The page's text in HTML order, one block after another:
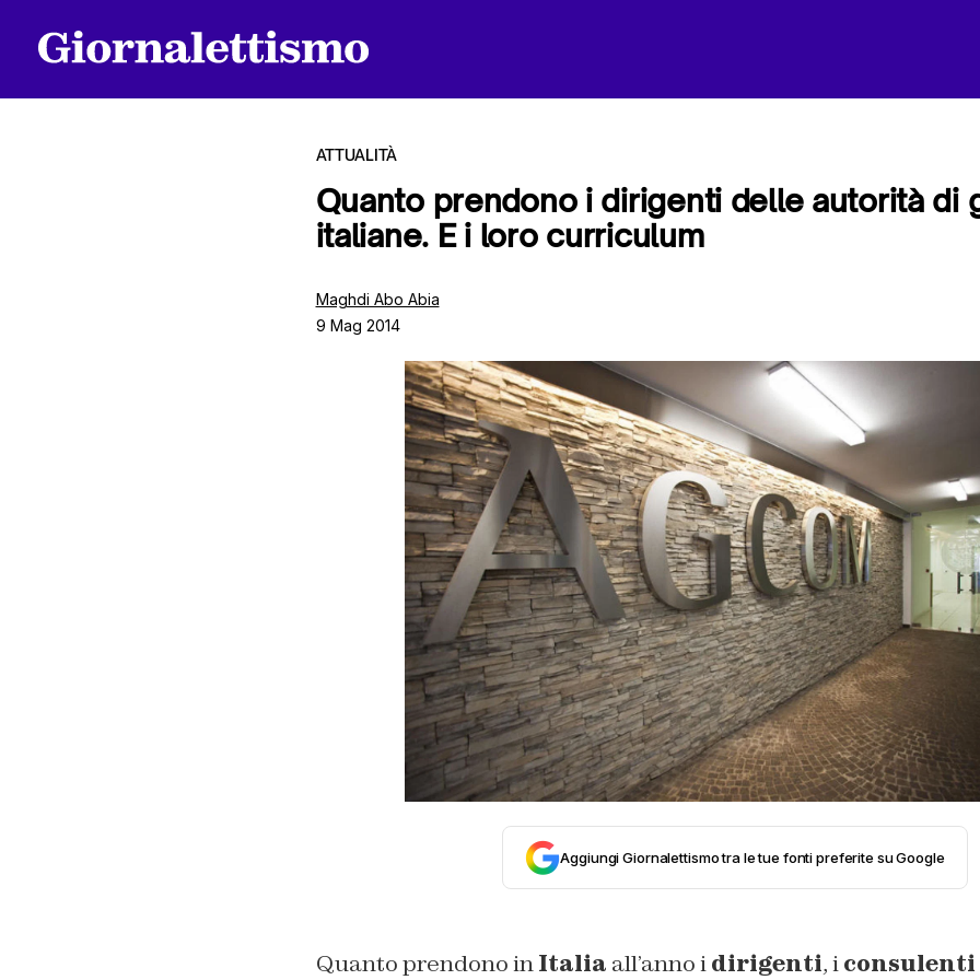
ATTUALITÀ
Quanto prendono i dirigenti delle autorità di
italiane. E i loro curriculum
Maghdi Abo Abia
9 Mag 2014
Aggiungi Giornalettismo tra le tue fonti preferite su Google
Quanto prendono inItalia all’anno idirigenti, iconsulenti